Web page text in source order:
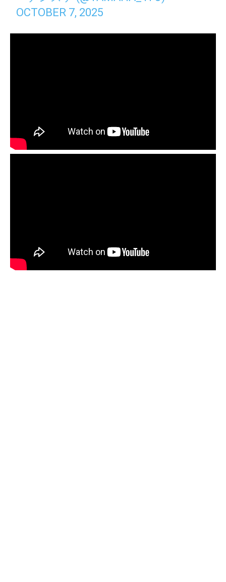
OCTOBER 7, 2025